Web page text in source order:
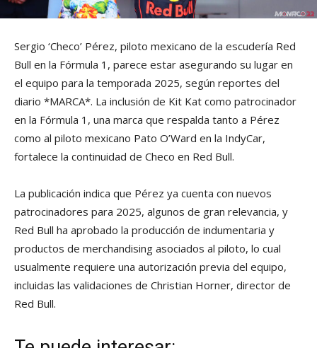
Sergio ‘Checo’ Pérez, piloto mexicano de la escudería Red
Bull en la Fórmula 1, parece estar asegurando su lugar en
el equipo para la temporada 2025, según reportes del
diario *MARCA*. La inclusión de Kit Kat como patrocinador
en la Fórmula 1, una marca que respalda tanto a Pérez
como al piloto mexicano Pato O’Ward en la IndyCar,
fortalece la continuidad de Checo en Red Bull.
La publicación indica que Pérez ya cuenta con nuevos
patrocinadores para 2025, algunos de gran relevancia, y
Red Bull ha aprobado la producción de indumentaria y
productos de merchandising asociados al piloto, lo cual
usualmente requiere una autorización previa del equipo,
incluidas las validaciones de Christian Horner, director de
Red Bull.